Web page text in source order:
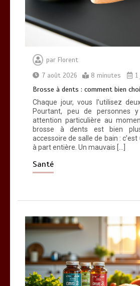
par Florent
7 août 2026
8 minutes
Brosse à dents : comment bien
Chaque jour, vous l’utilisez
Pourtant, peu de personnes
attention particulière au
brosse à dents est bien
accessoire de salle de bain :
à part entière. Un mauvais […]
Santé